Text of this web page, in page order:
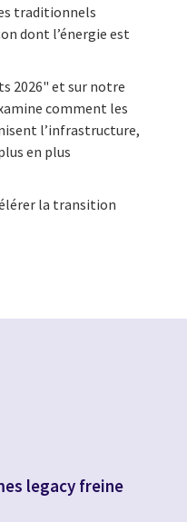
traditionnels
dont l’énergie est
2026" et sur notre
comment les
l’infrastructure,
en plus
la transition
legacy freine